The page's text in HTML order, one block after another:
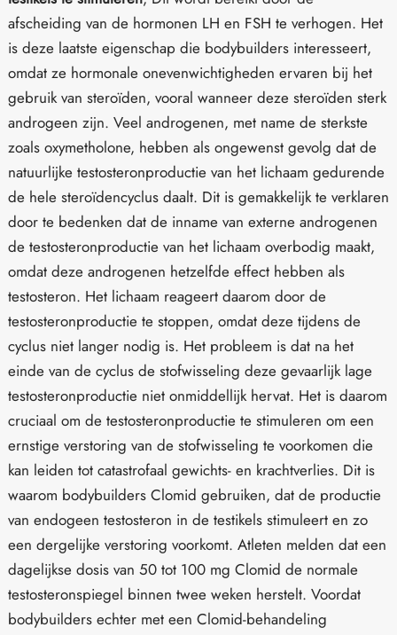
afscheiding van de hormonen LH en FSH te verhogen. Het
is deze laatste eigenschap die bodybuilders interesseert,
omdat ze hormonale onevenwichtigheden ervaren bij het
gebruik van steroïden, vooral wanneer deze steroïden sterk
androgeen zijn. Veel androgenen, met name de sterkste
zoals oxymetholone, hebben als ongewenst gevolg dat de
natuurlijke testosteronproductie van het lichaam gedurende
de hele steroïdencyclus daalt. Dit is gemakkelijk te verklaren
door te bedenken dat de inname van externe androgenen
de testosteronproductie van het lichaam overbodig maakt,
omdat deze androgenen hetzelfde effect hebben als
testosteron. Het lichaam reageert daarom door de
testosteronproductie te stoppen, omdat deze tijdens de
cyclus niet langer nodig is. Het probleem is dat na het
einde van de cyclus de stofwisseling deze gevaarlijk lage
testosteronproductie niet onmiddellijk hervat. Het is daarom
cruciaal om de testosteronproductie te stimuleren om een
ernstige verstoring van de stofwisseling te voorkomen die
kan leiden tot catastrofaal gewichts- en krachtverlies. Dit is
waarom bodybuilders Clomid gebruiken, dat de productie
van endogeen testosteron in de testikels stimuleert en zo
een dergelijke verstoring voorkomt. Atleten melden dat een
dagelijkse dosis van 50 tot 100 mg Clomid de normale
testosteronspiegel binnen twee weken herstelt. Voordat
bodybuilders echter met een Clomid-behandeling